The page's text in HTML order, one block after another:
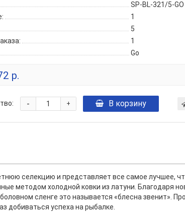
SP-BL-321/5-GO
1
5
1
Go
р.
+
- В корзину
селекцию и представляет все самое лучшее,
методом холодной ковки из латуни. Благодаря
сленге это называется «блесна звенит».
добиваться успеха на рыбалке.